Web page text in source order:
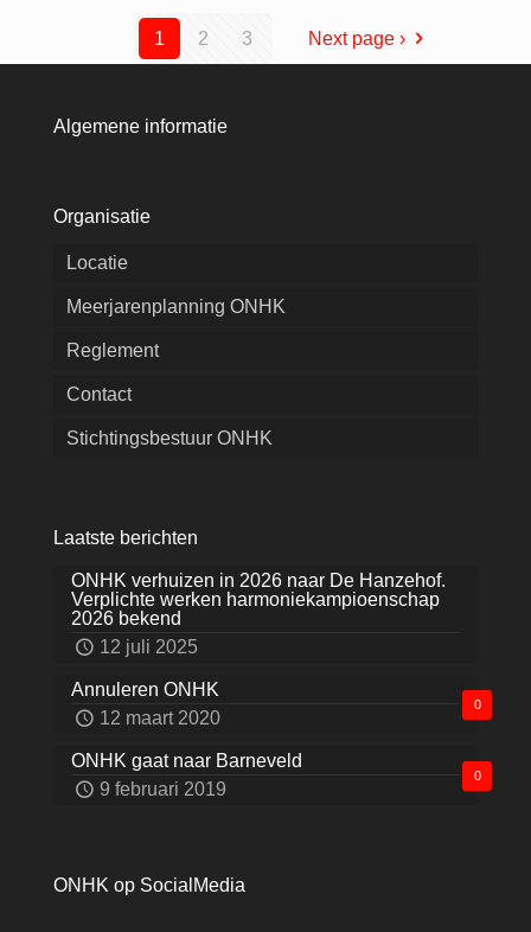
1 2 3 Next page ›
Algemene informatie
Organisatie
Locatie
Meerjarenplanning ONHK
Reglement
Contact
Stichtingsbestuur ONHK
Laatste berichten
ONHK verhuizen in 2026 naar De Hanzehof.
Verplichte werken harmoniekampioenschap
2026 bekend
12 juli 2025
0
Annuleren ONHK
12 maart 2020
0
ONHK gaat naar Barneveld
9 februari 2019
ONHK op SocialMedia